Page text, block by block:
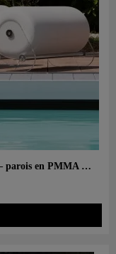
Ensemble MW06 Fauteuil et pouf design – parois en PMMA coulé, assise en mousse alvéolaire